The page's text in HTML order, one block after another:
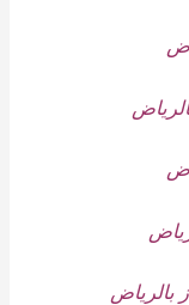
بالرياض